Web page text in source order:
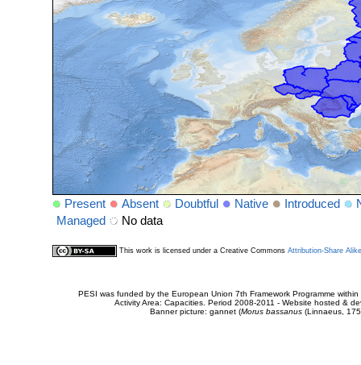
Present Absent Doubtful Native Introduced
Managed
No data
This work is licensed under a Creative Commons Attribution-Share
PESI was funded by the European Union 7th Framework Programme
Activity Area: Capacities. Period 2008-2011 - Website hosted &
Banner picture: gannet (Morus bassanus(Linnaeus,